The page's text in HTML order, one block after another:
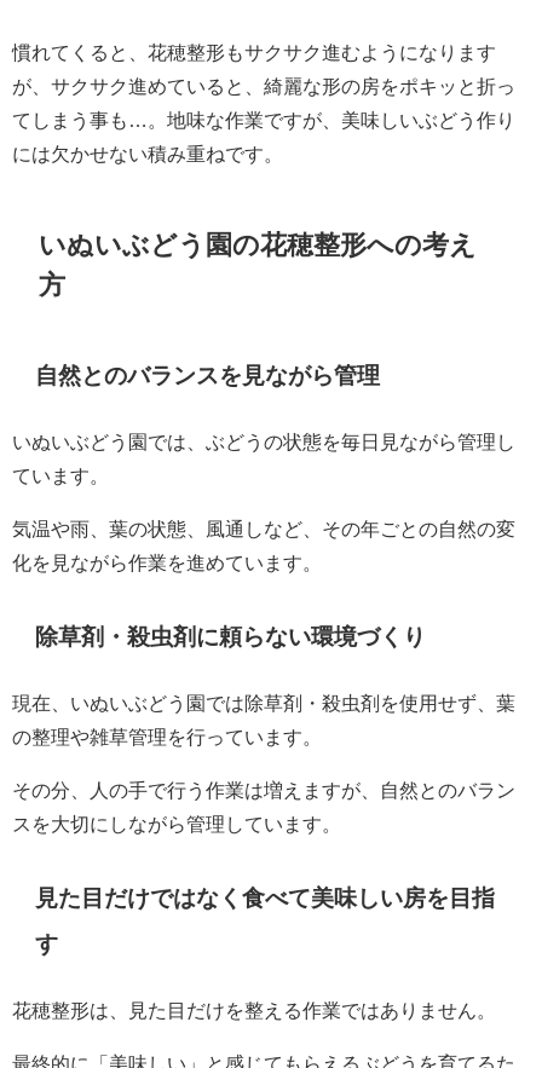
慣れてくると、花穂整形もサクサク進むようになります
が、サクサク進めていると、綺麗な形の房をポキッと折っ
てしまう事も…。地味な作業ですが、美味しいぶどう作り
には欠かせない積み重ねです。
いぬいぶどう園の花穂整形への考え
方
自然とのバランスを見ながら管理
いぬいぶどう園では、ぶどうの状態を毎日見ながら管理し
ています。
気温や雨、葉の状態、風通しなど、その年ごとの自然の変
化を見ながら作業を進めています。
除草剤・殺虫剤に頼らない環境づくり
現在、いぬいぶどう園では除草剤・殺虫剤を使用せず、葉
の整理や雑草管理を行っています。
その分、人の手で行う作業は増えますが、自然とのバラン
スを大切にしながら管理しています。
見た目だけではなく食べて美味しい房を目指
す
花穂整形は、見た目だけを整える作業ではありません。
最終的に「美味しい」と感じてもらえるぶどうを育てるた